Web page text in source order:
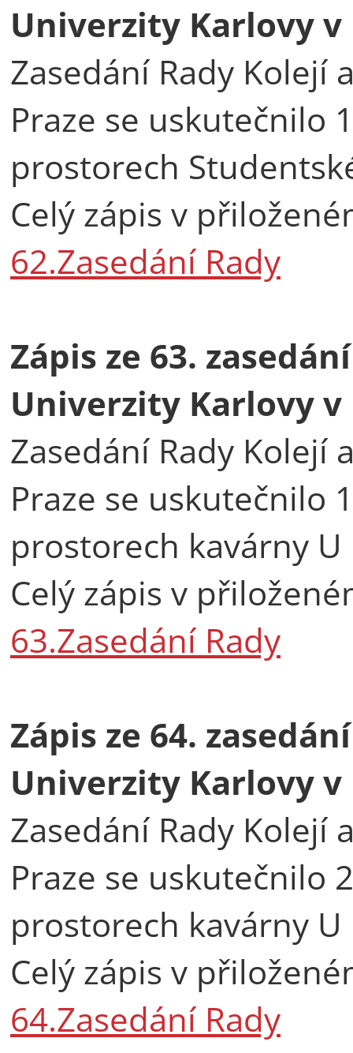
Univerzity Karlovy v
Zasedání Rady Kolejí
Praze se uskutečnilo
prostorech
Celý zápis v
62.Zasedání Rady
Zápis ze 63.
Univerzity Karlovy v
Zasedání Rady Kolejí
Praze se uskutečnilo
prostorech kavárny U
Celý zápis v
63.Zasedání Rady
Zápis ze 64.
Univerzity Karlovy v
Zasedání Rady Kolejí
Praze se uskutečnilo
prostorech kavárny U
Celý zápis v
64.Zasedání Rady